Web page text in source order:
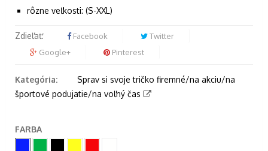
rôzne veľkosti: (S-XXL)
Zdieľať: Facebook
Twitter
Google+
Pinterest
Kategória:
Sprav si svoje tričko firemné/na akciu/na
športové podujatie/na voľný čas
FARBA